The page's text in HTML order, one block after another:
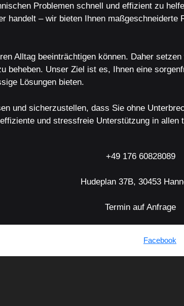
Problemen schnell und effizient zu
handelt – wir bieten Ihnen maßgeschneiderte
Alltag beeinträchtigen können. Daher
Unser Ziel ist es, Ihnen eine
Lösungen bieten.
und sicherzustellen, dass Sie ohne
und stressfreie Unterstützung in allen
+49 176 60828089
Hudeplan 37B, 30453
Termin auf Anfrage
Facebook